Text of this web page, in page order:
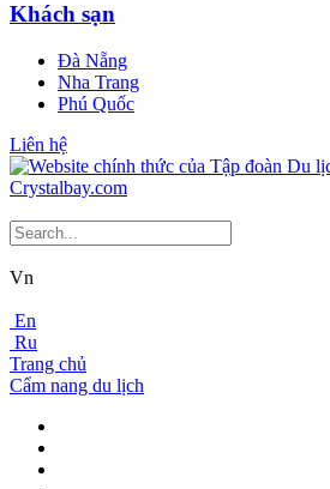
Khách sạn
Đà Nẵng
Nha Trang
Phú Quốc
Liên hệ
Vn
En
Ru
Trang chủ
Cẩm nang du lịch